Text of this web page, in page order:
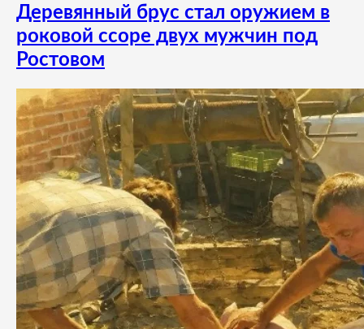
Деревянный брус стал оружием в
роковой ссоре двух мужчин под
Ростовом